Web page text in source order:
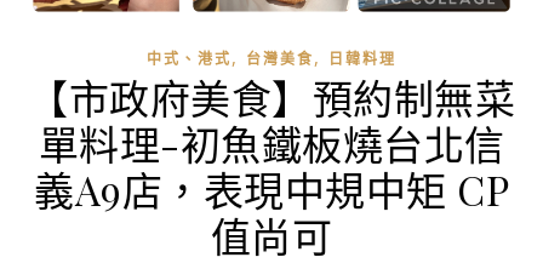
中式、港式, 台灣美食, 日韓料理
【市政府美食】預約制無菜
單料理-初魚鐵板燒台北信
義A9店，表現中規中矩 CP
值尚可